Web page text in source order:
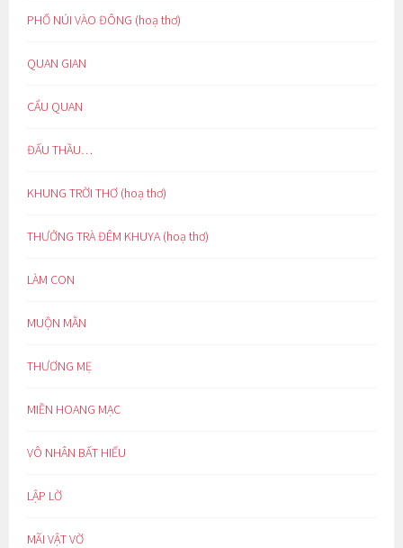
PHỐ NÚI VÀO ĐÔNG (hoạ thơ)
QUAN GIAN
CẨU QUAN
ĐẤU THẦU…
KHUNG TRỜI THƠ (hoạ thơ)
THƯỞNG TRÀ ĐÊM KHUYA (hoạ thơ)
LÀM CON
MUỘN MẰN
THƯƠNG MẸ
MIỀN HOANG MẠC
VÔ NHÂN BẤT HIẾU
LẬP LỜ
MÃI VẬT VỜ